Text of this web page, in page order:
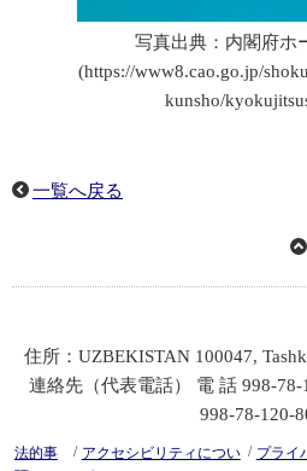
写真出典：内閣府
(https://www8.cao.go.jp/
kunsho/
一覧へ戻る
住所： UZBEKISTAN 100047,
連絡先（代表電話） 電 話 998-
998-78-120-
法的事
/ アクセシビリティについ / プライ